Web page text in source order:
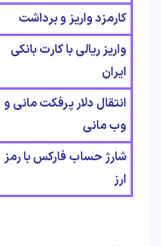
کارمزد واریز و برداشت
واریز ریالی با کارت بانکی
ایران
انتقال دلار پرفکت مانی و
وب مانی
شارژ حساب فارکس با رمز
ارز